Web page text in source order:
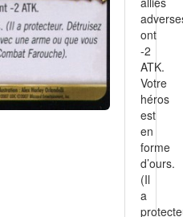
ont
-2
ATK.
Votre
héros
est
en
forme
d’ours.
(Il
a